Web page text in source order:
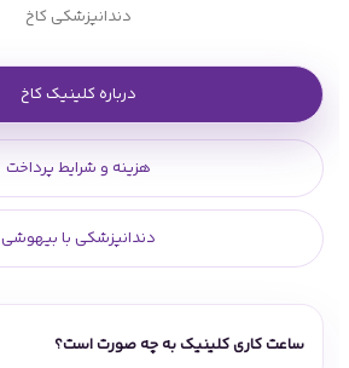
دندانپزشکی کاخ
درباره کلینیک کاخ
هزینه و شرایط پرداخت
دندانپزشکی با بیهوشی
ساعت کاری کلینیک به چه صورت است؟